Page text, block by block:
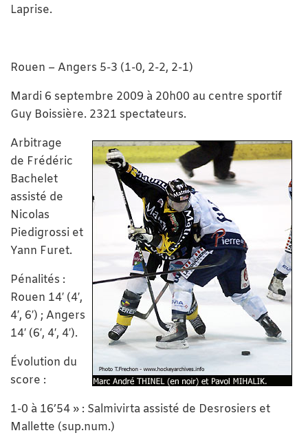
Laprise.
Rouen – Angers 5-3 (1-0, 2-2, 2-1)
Mardi 6 septembre 2009 à 20h00 au centre sportif
Guy Boissière. 2321 spectateurs.
Arbitrage
de Frédéric
Bachelet
assisté de
Nicolas
Piedigrossi et
Yann Furet.
Pénalités :
Rouen 14′ (4′,
4′, 6′) ; Angers
14′ (6′, 4′, 4′).
Évolution du
score :
1-0 à 16’54 » : Salmivirta assisté de Desrosiers et
Mallette (sup.num.)